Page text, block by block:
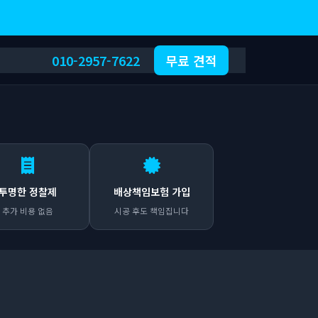
010-2957-7622 무료 견적
명한 정찰제
추가 비용 없음
배상책임보험 가입
시공 후도 책임집니다